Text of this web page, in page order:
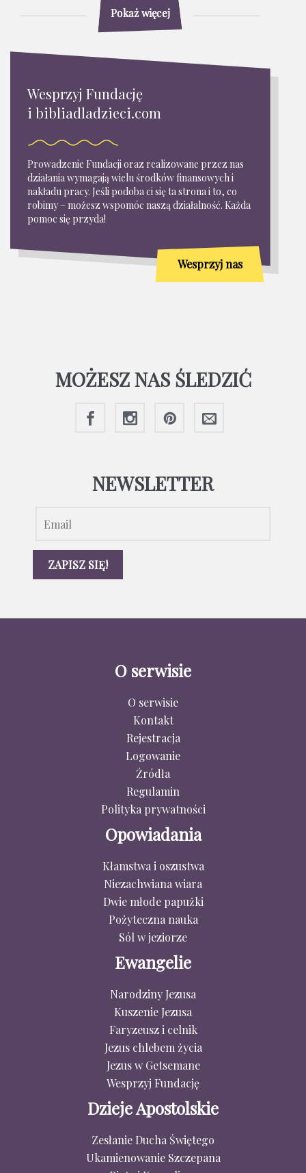
Pokaż więcej
Wesprzyj Fundację
i bibliadladzieci.com
Prowadzenie Fundacji oraz realizowane przez nas
działania wymagają wielu środków finansowych i
nakładu pracy. Jeśli podoba ci się ta strona i to, co
robimy – możesz wspomóc naszą działalność. Każda
pomoc się przyda!
Wesprzyj nas
MOŻESZ NAS ŚLEDZIĆ
NEWSLETTER
O serwisie
O serwisie
Kontakt
Rejestracja
Logowanie
Źródła
Regulamin
Polityka prywatności
Opowiadania
Kłamstwa i oszustwa
Niezachwiana wiara
Dwie młode papużki
Pożyteczna nauka
Sól w jeziorze
Ewangelie
Narodziny Jezusa
Kuszenie Jezusa
Faryzeusz i celnik
Jezus chlebem życia
Jezus w Getsemane
Wesprzyj Fundację
Dzieje Apostolskie
Zesłanie Ducha Świętego
Ukamienowanie Szczepana